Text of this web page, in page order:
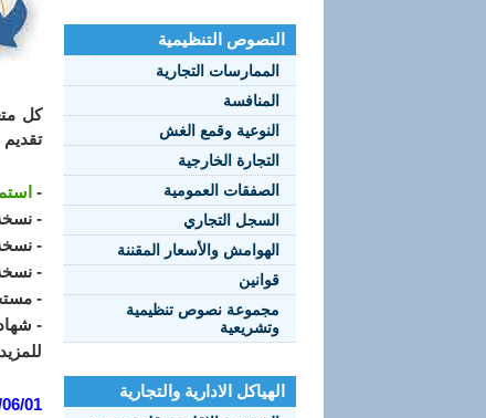
النصوص التنظيمية
الممارسات التجارية
المنافسة
النوعية وقمع الغش
التجارة الخارجية
الصفقات العمومية
السجل التجاري
الهوامش والأسعار المقننة
قوانين
مجموعة نصوص تنظيمية
وتشريعية
الهياكل الادارية والتجارية
كل
-
-
-
-
-
-
01: